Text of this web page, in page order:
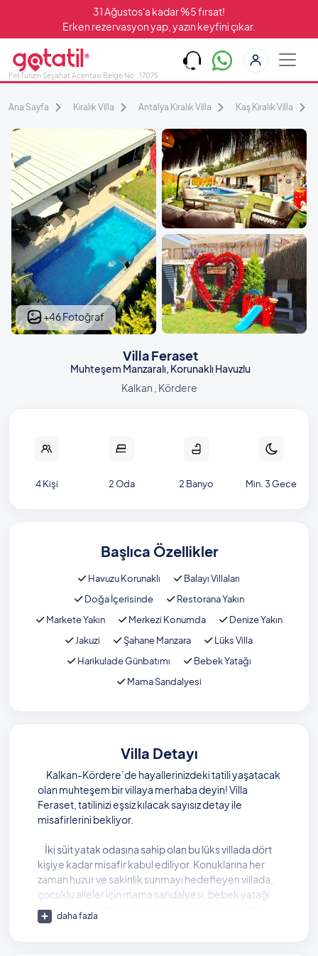
31 Ağustos'a kadar %5 fırsat!
Erken rezervasyon yap, yazın keyfini çıkar.
Fırıl Turizm Seyahat Acentası Belge No : 17075
Ana Sayfa Kiralık Villa Antalya Kiralık Villa Kaş Kiralık Villa
Villa Feraset
Muhteşem Manzaralı, Korunaklı Havuzlu
Kalkan , Kördere
+46 Fotoğraf
4 Kişi 2 Oda 2 Banyo Min. 3 Gece
Başlıca Özellikler
Havuzu Korunaklı
Balayı Villaları
Doğa İçerisinde
Restorana Yakın
Markete Yakın
Merkezi Konumda
Denize Yakın
Jakuzi
Şahane Manzara
Lüks Villa
Harikulade Günbatımı
Bebek Yatağı
Mama Sandalyesi
Villa Detayı
Kalkan-Kördere’de hayallerinizdeki tatili yaşatacak
olan muhteşem bir villaya merhaba deyin! Villa
Feraset, tatilinizi eşsiz kılacak sayısız detay ile
misafirlerini bekliyor.
İki süit yatak odasına sahip olan bu lüks villada dört
kişiye kadar misafir kabul ediliyor. Konuklarına her
zaman huzur ve sakinlik sunmayı hedefleyen villada,
çocuklu aileler için mama sandalyesi, bebek yatağı
gibi imkanlara da yer veriliyor. Villanın birinci yatak
odasında, tatil boyunca yorgunluk atabileceğiniz bir
daha fazla